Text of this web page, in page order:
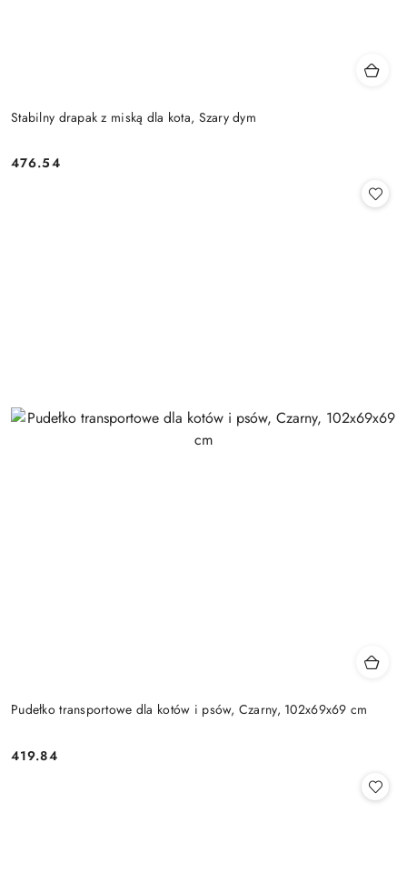
Stabilny drapak z miską dla kota, Szary dym
Cena:
476.54
Pudełko transportowe dla kotów i psów, Czarny, 102x69x69 cm
Cena:
419.84